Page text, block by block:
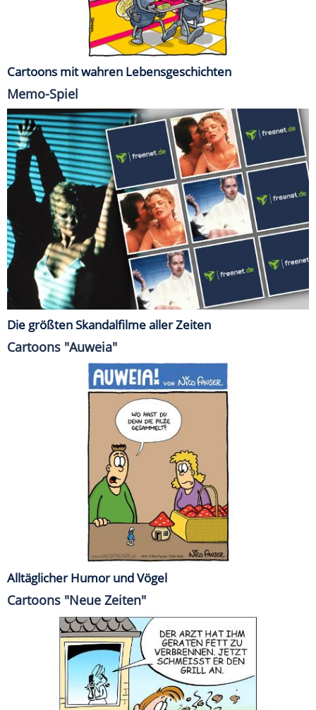
Cartoons mit wahren Lebensgeschichten
Memo-Spiel
Die größten Skandalfilme aller Zeiten
Cartoons "Auweia"
Alltäglicher Humor und Vögel
Cartoons "Neue Zeiten"